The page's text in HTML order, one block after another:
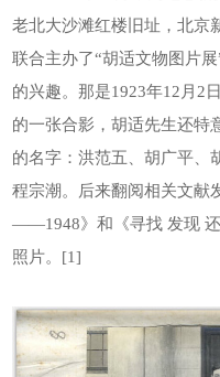
老北大沙滩红楼旧址，北京
联合主办了“胡适文物图片
的兴趣。那是1923年12月2
的一张合影，胡适先生还特
的名字：洪范五、胡广平、
程宗潮。后来翻阅相关文献
——1948》和《寻找 发现
照片。[1]